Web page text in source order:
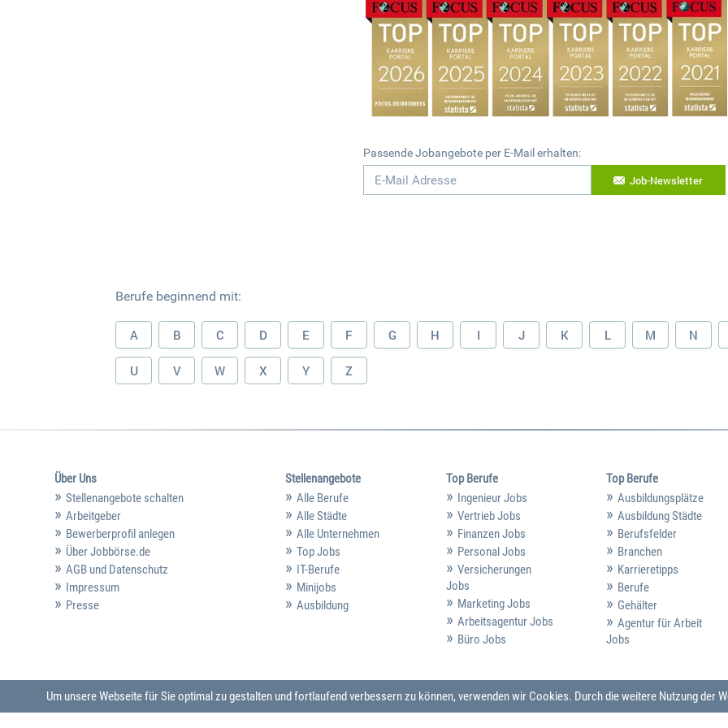
Passende Jobangebote per E-Mail erhalten:
Job-Newsletter
Berufe beginnend mit:
A B C D E F G H I J K L M N
U V W X Y Z
Über Uns
Stellenangebote schalten
Arbeitgeber
Bewerberprofil anlegen
Über Jobbörse.de
AGB und Datenschutz
Impressum
Presse
Stellenangebote
Alle Berufe
Alle Städte
Alle Unternehmen
Top Jobs
IT-Berufe
Minijobs
Ausbildung
Top Berufe
Ingenieur Jobs
Vertrieb Jobs
Finanzen Jobs
Personal Jobs
Versicherungen
Jobs
Marketing Jobs
Arbeitsagentur Jobs
Büro Jobs
Top Berufe
Ausbildungsplätze
Ausbildung Städte
Berufsfelder
Branchen
Karrieretipps
Berufe
Gehälter
Agentur für Arbeit
Jobs
Um unsere Webseite für Sie optimal zu gestalten und fortlaufend verbessern zu können, verwenden wir Cookies. Durch die weitere Nutzung der